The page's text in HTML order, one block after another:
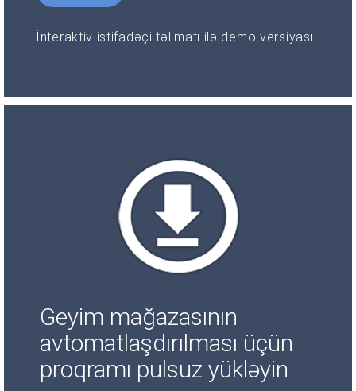
İnteraktiv istifadəçi təlimatı ilə demo versiyası
Geyim mağazasının
avtomatlaşdırılması üçün
proqramı pulsuz yükləyin